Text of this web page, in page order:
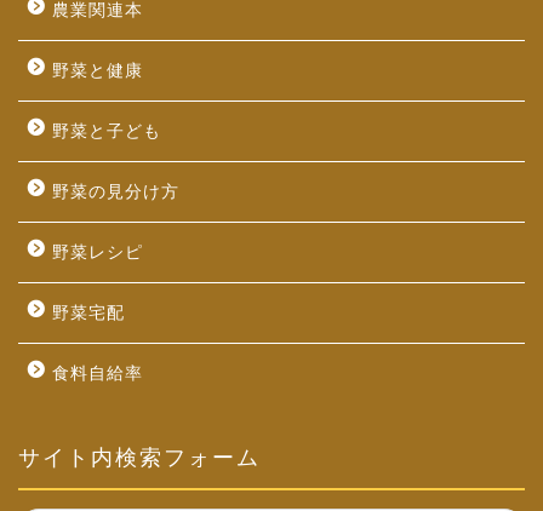
農業関連本
野菜と健康
野菜と子ども
野菜の見分け方
野菜レシピ
野菜宅配
食料自給率
サイト内検索フォーム